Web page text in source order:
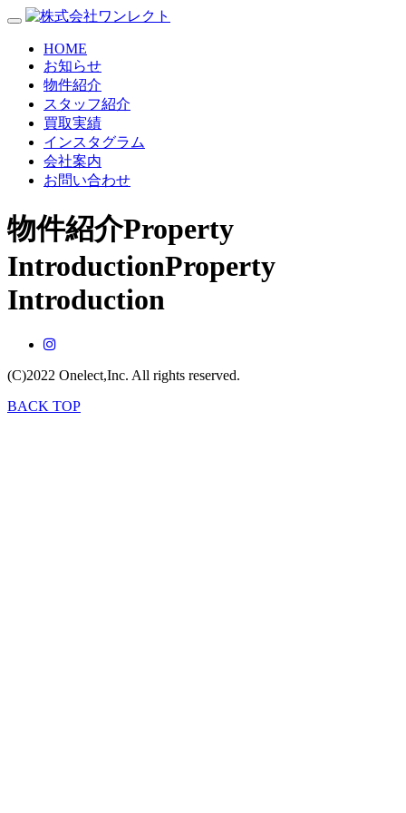
HOME
お知らせ
物件紹介
スタッフ紹介
買取実績
インスタグラム
会社案内
お問い合わせ
物件紹介Property
IntroductionProperty
Introduction
(C)2022 Onelect,Inc. All rights reserved.
BACK TOP